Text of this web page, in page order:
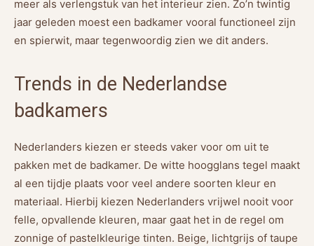
meer als verlengstuk van het interieur zien. Zo’n twintig
jaar geleden moest een badkamer vooral functioneel zijn
en spierwit, maar tegenwoordig zien we dit anders.
Trends in de Nederlandse
badkamers
Nederlanders kiezen er steeds vaker voor om uit te
pakken met de badkamer. De witte hoogglans tegel maakt
al een tijdje plaats voor veel andere soorten kleur en
materiaal. Hierbij kiezen Nederlanders vrijwel nooit voor
felle, opvallende kleuren, maar gaat het in de regel om
zonnige of pastelkleurige tinten. Beige, lichtgrijs of taupe